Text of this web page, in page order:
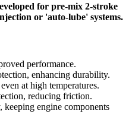
for pre-mix 2-stroke
or 'auto-lube' systems.
performance.
enhancing durability.
at high temperatures.
reducing friction.
engine components